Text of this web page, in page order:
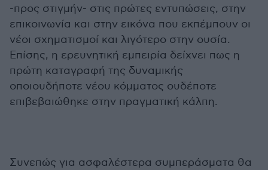
-προς στιγμήν- στις πρώτες εντυπώσεις, στην
επικοινωνία και στην εικόνα που εκπέμπουν οι
νέοι σχηματισμοί και λιγότερο στην ουσία.
Επίσης, η ερευνητική εμπειρία δείχνει πως η
πρώτη καταγραφή της δυναμικής
οποιουδήποτε νέου κόμματος ουδέποτε
επιβεβαιώθηκε στην πραγματική κάλπη.
Συνεπώς για ασφαλέστερα συμπεράσματα θα